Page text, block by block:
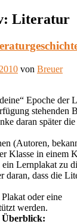
Literatur
von Breuer
Epoche der
stehenden
daran später
(Autoren,
Klasse in einem
Lernplakat zu
daran, dass die
oder eine
werden.
Überblick: